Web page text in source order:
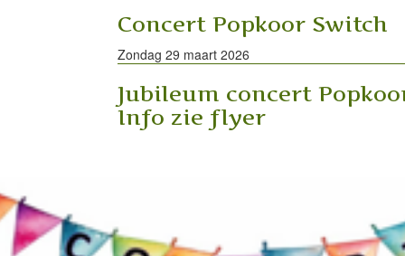
Concert Popkoor Switch
Zondag 29 maart 2026
Jubileum concert
Info zie flyer